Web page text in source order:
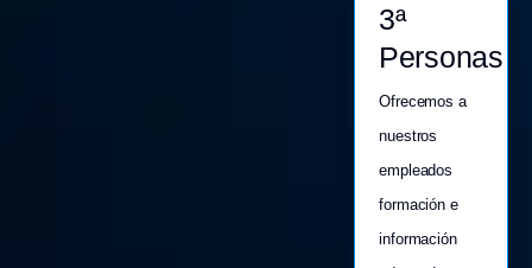
3ª
Personas
Ofrecemos a
nuestros
empleados
formación e
información